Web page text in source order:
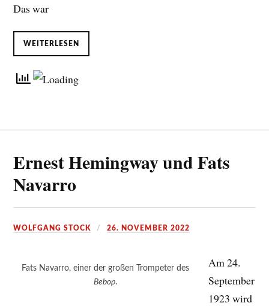
Das war
WEITERLESEN
Ernest Hemingway und Fats
Navarro
WOLFGANG STOCK 26. NOVEMBER 2022
Fats Navarro, einer der großen Trompeter des
Bebop.
Am 24.
September
1923 wird